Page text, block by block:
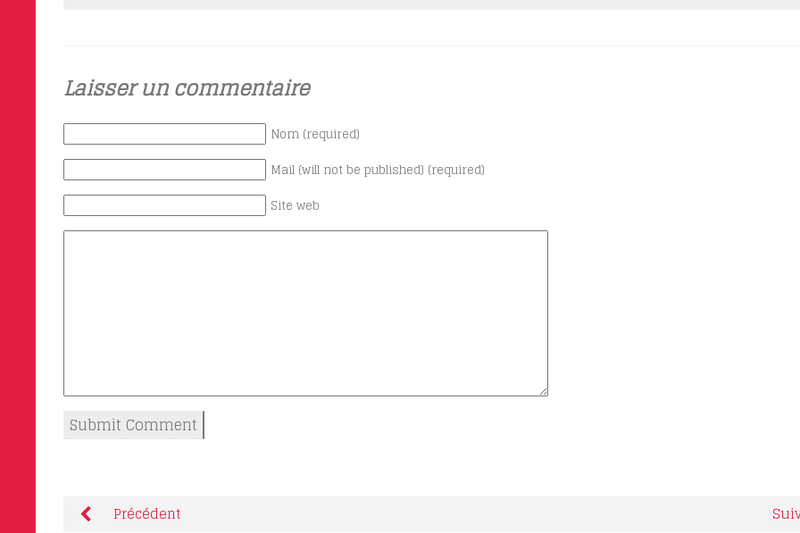
Laisser un commentaire
Nom (required)
Mail (will not be published) (required)
Site web
Précédent